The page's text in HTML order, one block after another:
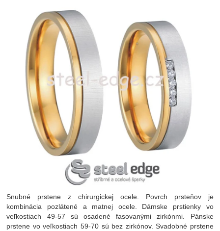
Snubné prstene z chirurgickej ocele. Povrch prsteňov je
kombinácia pozlátené a matnej ocele. Dámske prstienky vo
veľkostiach 49-57 sú osadené fasovanými zirkónmi. Pánske
prstene vo veľkostiach 59-70 sú bez zirkónov. Svadobné prstene